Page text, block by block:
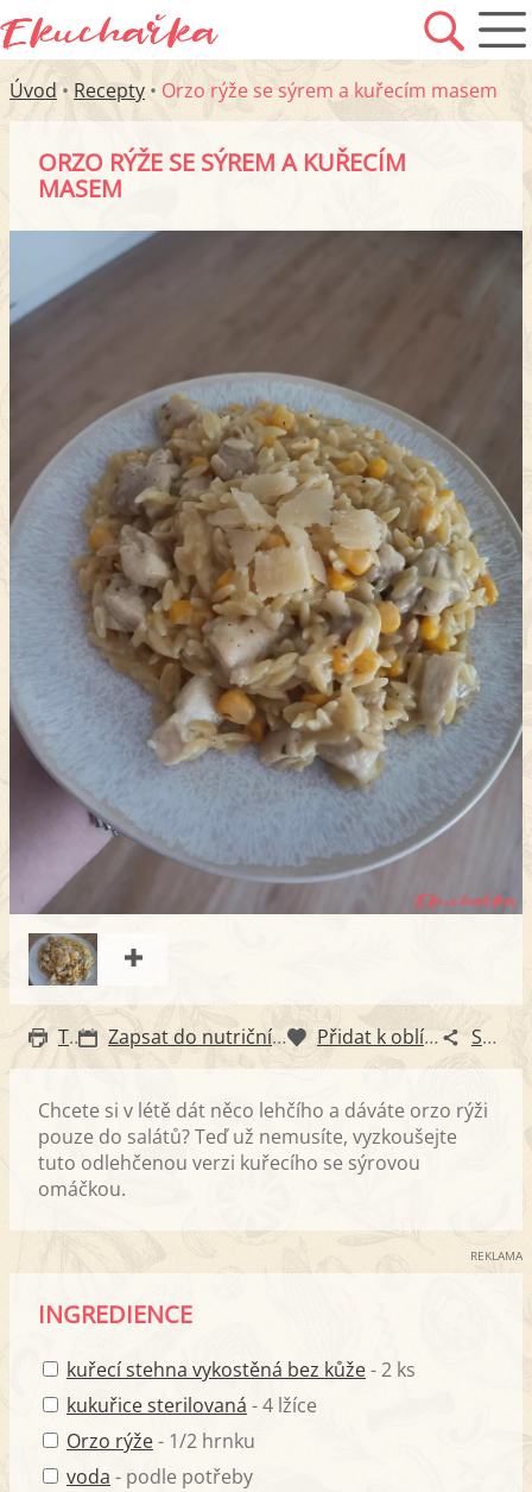
Úvod • Recepty • Orzo rýže se sýrem a kuřecím masem
ORZO RÝŽE SE SÝREM A KUŘECÍM
MASEM
Tisk Zapsat do nutričního diáře Přidat k oblíbeným Sdílet
Chcete si v létě dát něco lehčího a dáváte orzo rýži
pouze do salátů? Teď už nemusíte, vyzkoušejte
tuto odlehčenou verzi kuřecího se sýrovou
omáčkou.
REKLAMA
INGREDIENCE
kuřecí stehna vykostěná bez kůže- 2 ks
kukuřice sterilovaná - 4 lžíce
Orzo rýže- 1/2 hrnku
voda - podle potřeby